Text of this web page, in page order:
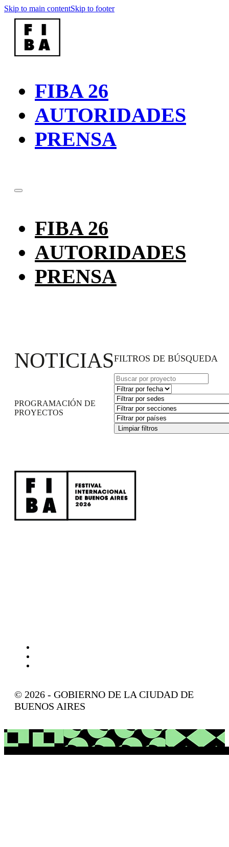
Skip to main contentSkip to footer
FIBA 26
AUTORIDADES
PRENSA
FIBA 26
AUTORIDADES
PRENSA
NOTICIAS
PROGRAMACIÓN DE
PROYECTOS
FILTROS DE BÚSQUEDA
Limpiar filtros
© 2026 - GOBIERNO DE LA CIUDAD DE
BUENOS AIRES